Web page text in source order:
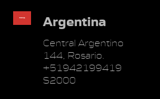
Argentina
Central Argentino
144, Rosario.
+51942199419
S2000